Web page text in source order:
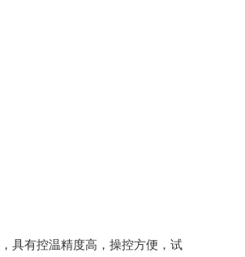
具有控温精度高，操控方便，试